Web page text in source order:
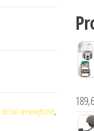
drzwi wewnętrzne,